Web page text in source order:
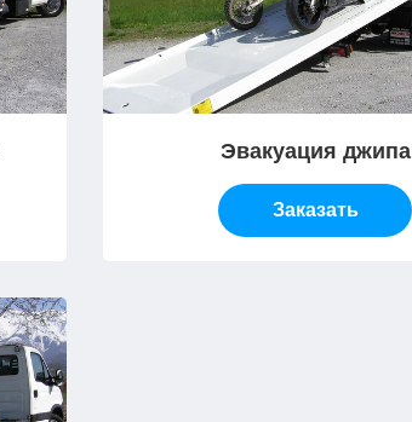
Эвакуация джипа
Заказать